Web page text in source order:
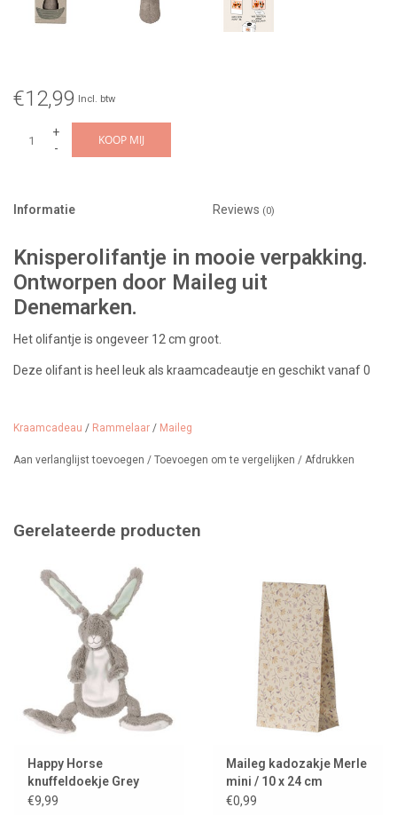
€12,99 Incl. btw
+
-
KOOP MIJ
Informatie Reviews (0)
Knisperolifantje in mooie verpakking.
Ontworpen door Maileg uit
Denemarken.
Het olifantje is ongeveer 12 cm groot.
Deze olifant is heel leuk als kraamcadeautje en geschikt vanaf 0
Kraamcadeau / Rammelaar / Maileg
Aan verlanglijst toevoegen / Toevoegen om te vergelijken / Afdrukken
Gerelateerde producten
Happy Horse
knuffeldoekje Grey
Rabbit Twine
€9,99
Maileg kadozakje Merle
mini / 10 x 24 cm
€0,99